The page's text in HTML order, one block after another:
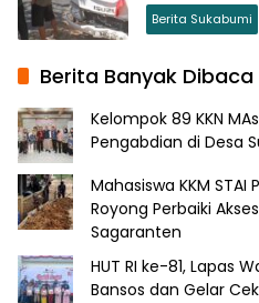
Berita Sukabumi
Berita Banyak Dibaca
Kelompok 89 KKN
Pengabdian di Desa
Mahasiswa KKM
Royong Perbaiki
Sagaranten
HUT RI ke-81, Lapas
Bansos dan Gelar